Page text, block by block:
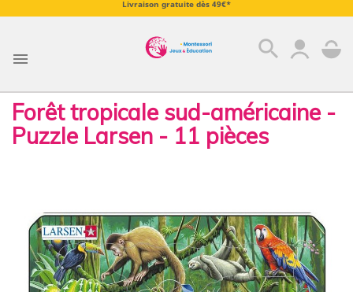
Livraison gratuite dès 49€*
 search
Forêt tropicale sud-américaine -
Puzzle Larsen - 11 pièces